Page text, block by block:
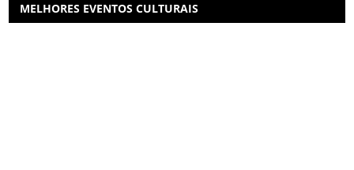
MELHORES EVENTOS CULTURAIS